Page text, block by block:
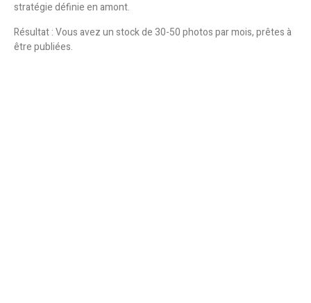
stratégie définie en amont.
Résultat :Vous avez un stock de 30-50 photos par mois, prêtes à
être publiées.